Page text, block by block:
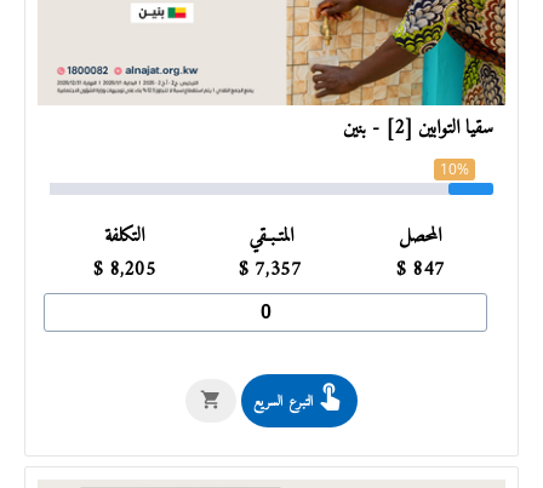
سقيا التوابين [2] - بنين
10%
المحصل
847
$
المتـبـقي
7,357
$
التكلفة
8,205
$
التبرع السريع